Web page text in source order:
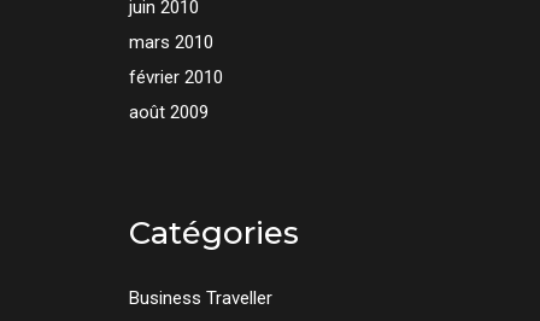
juin 2010
mars 2010
février 2010
août 2009
Catégories
Business Traveller